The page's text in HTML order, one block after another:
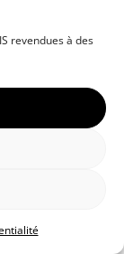
revendues à des
• Paris •